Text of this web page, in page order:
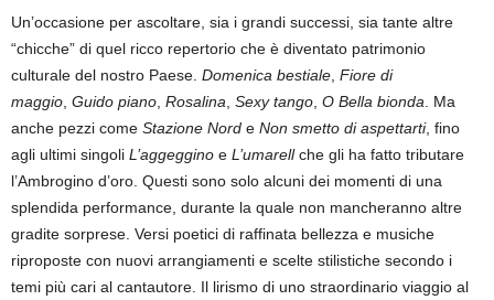
Un’occasione per ascoltare, sia i grandi successi, sia tante altre
“chicche” di quel ricco repertorio che è diventato patrimonio
culturale del nostro Paese. Domenica bestiale Fiore di
maggio Guido piano Rosalina Sexy tango O Bella bionda . Ma
anche pezzi come Stazione Nord e Non smetto di aspettarti, fino
agli ultimi singoli L’aggeggino e L’umarellche gli ha fatto tributare
l’Ambrogino d’oro. Questi sono solo alcuni dei momenti di una
splendida performance, durante la quale non mancheranno altre
gradite sorprese. Versi poetici di raffinata bellezza e musiche
riproposte con nuovi arrangiamenti e scelte stilistiche secondo i
temi più cari al cantautore. Il lirismo di uno straordinario viaggio al